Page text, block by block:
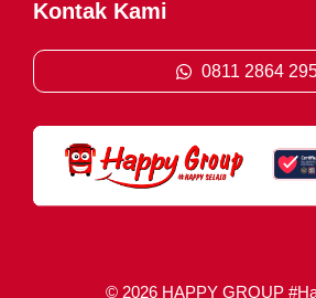
Kontak Kami
0811 2864
© 2026 HAPPY GROUP